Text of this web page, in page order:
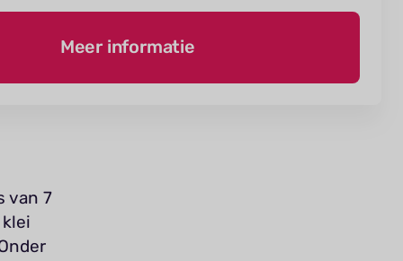
Meer informatie
van 7